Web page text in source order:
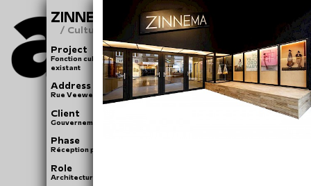
ZINNEMA ANDERLECHT
/ Culture & participation
Project
Fonction culturelle - rénovation d'un centre culturel
existant
Address
Rue Veeweyde 24-26, 1070 Anderlecht
Client
Gouvernement Flamand
Phase
Réception provisoire
Role
Architecture